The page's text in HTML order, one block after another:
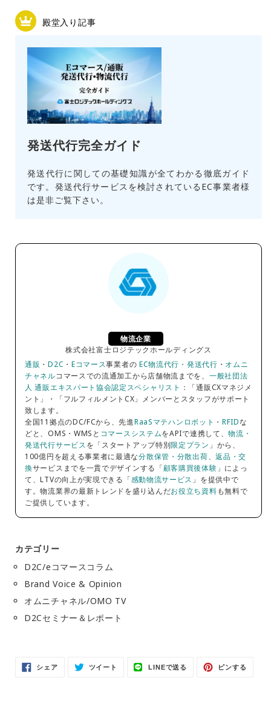
殿堂入り記事
発送代行完全ガイド
発送代行に関しての基礎知識が全てわかる徹底ガイド
です。発送代行サービスを検討されているEC事業者様
は是非ご覧下さい。
物流企業
株式会社富士ロジテックホールディングス
通販 ・D2C ・ Eコマース事業者の EC物流代行・発送代行 ・ オムニ
チャネルコマースでの流通加工から店舗物流までを、 一般社団法
人 通販エキスパート協会認定スペシャリスト ：「通販CXマネジメ
ント」・「フルフィルメントCX」メンバーとスタッフがサポート
致します。
全国11拠点のDC/FCから、先進RaaSマテハンロボット ・RFIDな
どと、OMS・WMSと コマースシステムをAPIで連携して、物流・
発送代行サービスを「スタートアップ特別限定プラン 」から、
100億円を超える事業者に最適な分散保管・分散出荷、返品・交
換サービスまでを一貫でデザインする「顧客購買後体験 」によっ
て、LTVの向上が実現できる「感動物流サービス 」を提供中で
す。物流業界の最新トレンドを盛り込んだお役立ち資料も無料で
ご提供しています。
カテゴリー
D2C/eコマースコラム
Brand Voice & Opinion
オムニチャネル/OMO TV
D2Cセミナー＆レポート
シェアFacebookツイート
Twitter
LINEで送る
LINE
ピンする